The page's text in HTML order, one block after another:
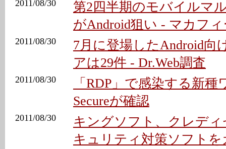
2011/08/30
第2四半期のモバイルマ
がAndroid狙い - マカフ
2011/08/30
7月に登場したAndroid向
アは29件 - Dr.Web調査
2011/08/30
「RDP」で感染する新
Secureが確認
2011/08/30
キングソフト、クレデ
キュリティ対策ソフト